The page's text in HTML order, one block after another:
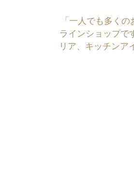
「一人でも多く
ラインショップで
リア、キッチンア